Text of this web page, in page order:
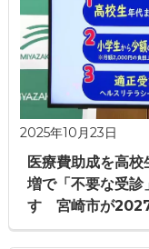
2025年10月23日
医療費助成を高
増で「不要な受診
す 宮崎市が